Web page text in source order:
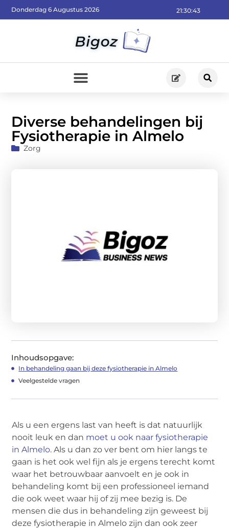
21:30:44
Donderdag 6 Augustus 2026
Diverse behandelingen bij
Fysiotherapie in Almelo
Zorg
Inhoudsopgave:
In behandeling gaan bij deze fysiotherapie in Almelo
Veelgestelde vragen
Als u een ergens last van heeft is dat natuurlijk
nooit leuk en dan moet u ook naar fysiotherapie
in Almelo. Als u dan zo ver bent om hier langs te
gaan is het ook wel fijn als je ergens terecht komt
waar het betrouwbaar aanvoelt en je ook in
behandeling komt bij een professioneel iemand
die ook weet waar hij of zij mee bezig is. De
mensen die dus in behandeling zijn geweest bij
deze fysiotherapie in Almelo zijn dan ook zeer